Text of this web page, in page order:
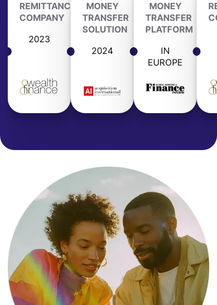
REMITTANCE
COMPANY
2023
MONEY
TRANSFER
SOLUTION
2024
MONEY
TRANSFER
PLATFORM
IN
EUROPE